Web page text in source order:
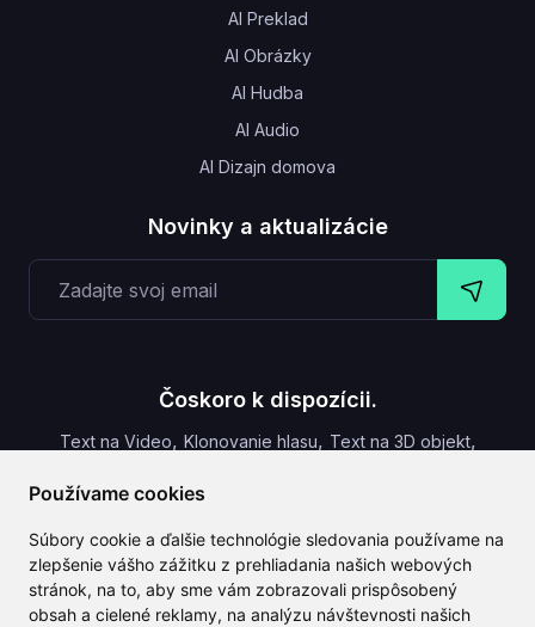
Používame cookies
Súbory cookie a ďalšie technológie sledovania používame na
zlepšenie vášho zážitku z prehliadania našich webových
stránok, na to, aby sme vám zobrazovali prispôsobený
obsah a cielené reklamy, na analýzu návštevnosti našich
AI Preklad
AI Obrázky
AI Hudba
AI Audio
AI Dizajn domova
Novinky a aktualizácie
Čoskoro k dispozícii.
Text na Video, Klonovanie hlasu, Text na 3D objekt,
CLAILA kombinuje všetky najlepšie AI funkcie dostupné